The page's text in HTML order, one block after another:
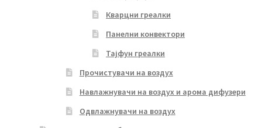
Кварцни греалки
Панелни конвектори
Тајфун греалки
Прочистувачи на воздух
Навлажнувачи на воздух и арома дифузери
Одвлажнувачи на воздух